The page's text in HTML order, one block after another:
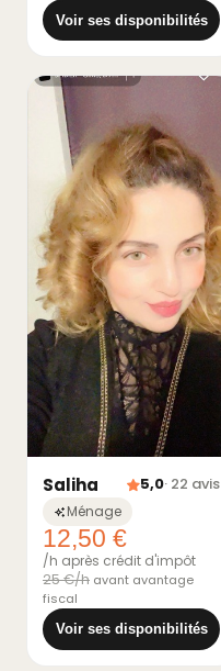
Voir ses disponibilités
Saliha 5,0· 22 avis
Ménage
12,50 €
/h après crédit d'impôt
25 €/h avant avantage
fiscal
Voir ses disponibilités